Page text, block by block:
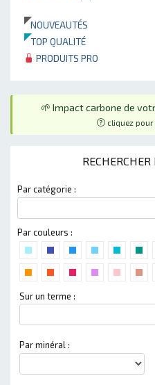
NOUVEAUTÉS
TOP QUALITÉ
PRODUITS PRO
🌱 Impact carbone de
cliquez pour
Par catégorie :
Par couleurs :
Sur un terme :
Par minéral :